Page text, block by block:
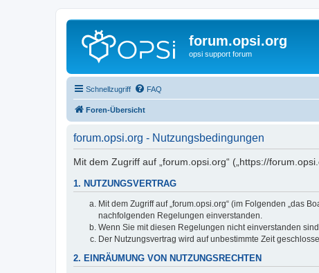
forum.opsi.org
opsi support forum
Schnellzugriff FAQ
Foren-Übersicht
forum.opsi.org - Nutzungsbedingungen
Mit dem Zugriff auf „forum.opsi.org“ („https://
1. NUTZUNGSVERTRAG
Mit dem Zugriff auf „forum.opsi.org“ (im Folgenden „das
nachfolgenden Regelungen einverstanden.
Wenn Sie mit diesen Regelungen nicht einverstanden
Der Nutzungsvertrag wird auf unbestimmte Zeit
2. EINRÄUMUNG VON NUTZUNGSRECHTEN